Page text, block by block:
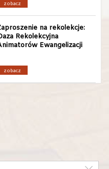
zobacz
na rekolekcje:
Rekolekcyjna
Ewangelizacji
zobacz